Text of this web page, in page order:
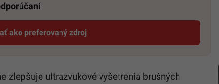
ako preferovaný zdroj
Startitup, odkaz sa otvorí v novom okne
zlepšuje ultrazvukové vyšetrenia brušných